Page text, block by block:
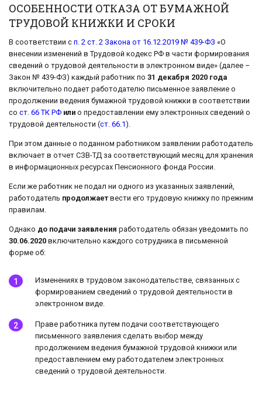
ОСОБЕННОСТИ ОТКАЗА ОТ БУМАЖНОЙ
ТРУДОВОЙ КНИЖКИ И СРОКИ
В соответствии с п. 2 ст. 2 Закона от 16.12.2019 № 439-ФЗ «О
внесении изменений в Трудовой кодекс РФ в части формирования
сведений о трудовой деятельности в электронном виде» (далее –
Закон № 439-ФЗ) каждый работник по 31 декабря 2020 года
включительно подает работодателю письменное заявление о
продолжении ведения бумажной трудовой книжки в соответствии
со ст. 66 ТК РФ или о предоставлении ему электронных сведений о
трудовой деятельности (ст. 66.1).
При этом данные о поданном работником заявлении работодатель
включает в отчет СЗВ-ТД за соответствующий месяц для хранения
в информационных ресурсах Пенсионного фонда России.
Если же работник не подал ни одного из указанных заявлений,
работодатель продолжает вести его трудовую книжку по прежним
правилам.
Однако до подачи заявления работодатель обязан уведомить по
30.06.2020 включительно каждого сотрудника в письменной
форме об:
Изменениях в трудовом законодательстве, связанных с
формированием сведений о трудовой деятельности в
электронном виде.
Праве работника путем подачи соответствующего
письменного заявления сделать выбор между
продолжением ведения бумажной трудовой книжки или
предоставлением ему работодателем электронных
сведений о трудовой деятельности.